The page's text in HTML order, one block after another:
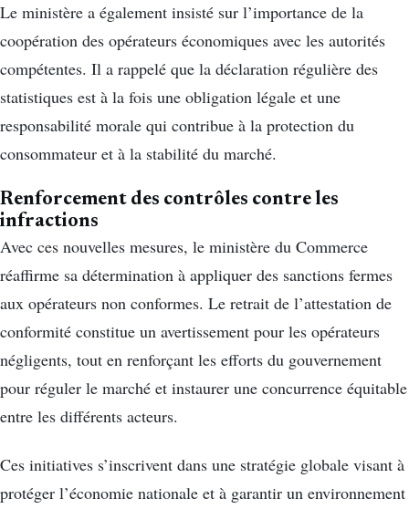
Le ministère a également insisté sur l’importance de la
coopération des opérateurs économiques avec les autorités
compétentes. Il a rappelé que la déclaration régulière des
statistiques est à la fois une obligation légale et une
responsabilité morale qui contribue à la protection du
consommateur et à la stabilité du marché.
Renforcement des contrôles contre les
infractions
Avec ces nouvelles mesures, le ministère du Commerce
réaffirme sa détermination à appliquer des sanctions fermes
aux opérateurs non conformes. Le retrait de l’attestation de
conformité constitue un avertissement pour les opérateurs
négligents, tout en renforçant les efforts du gouvernement
pour réguler le marché et instaurer une concurrence équitable
entre les différents acteurs.
Ces initiatives s’inscrivent dans une stratégie globale visant à
protéger l’économie nationale et à garantir un environnement